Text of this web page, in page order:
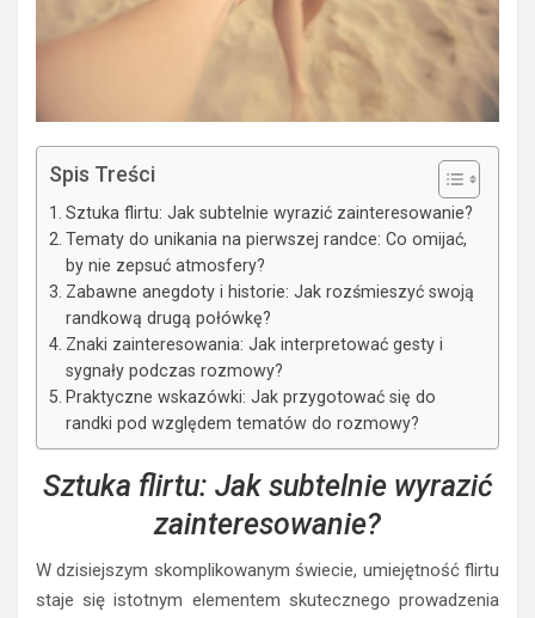
Spis Treści
Sztuka flirtu: Jak subtelnie wyrazić zainteresowanie?
Tematy do unikania na pierwszej randce: Co omijać,
by nie zepsuć atmosfery?
Zabawne anegdoty i historie: Jak rozśmieszyć swoją
randkową drugą połówkę?
Znaki zainteresowania: Jak interpretować gesty i
sygnały podczas rozmowy?
Praktyczne wskazówki: Jak przygotować się do
randki pod względem tematów do rozmowy?
Sztuka flirtu: Jak subtelnie wyrazić
zainteresowanie?
W dzisiejszym skomplikowanym świecie, umiejętność flirtu
staje się istotnym elementem skutecznego prowadzenia